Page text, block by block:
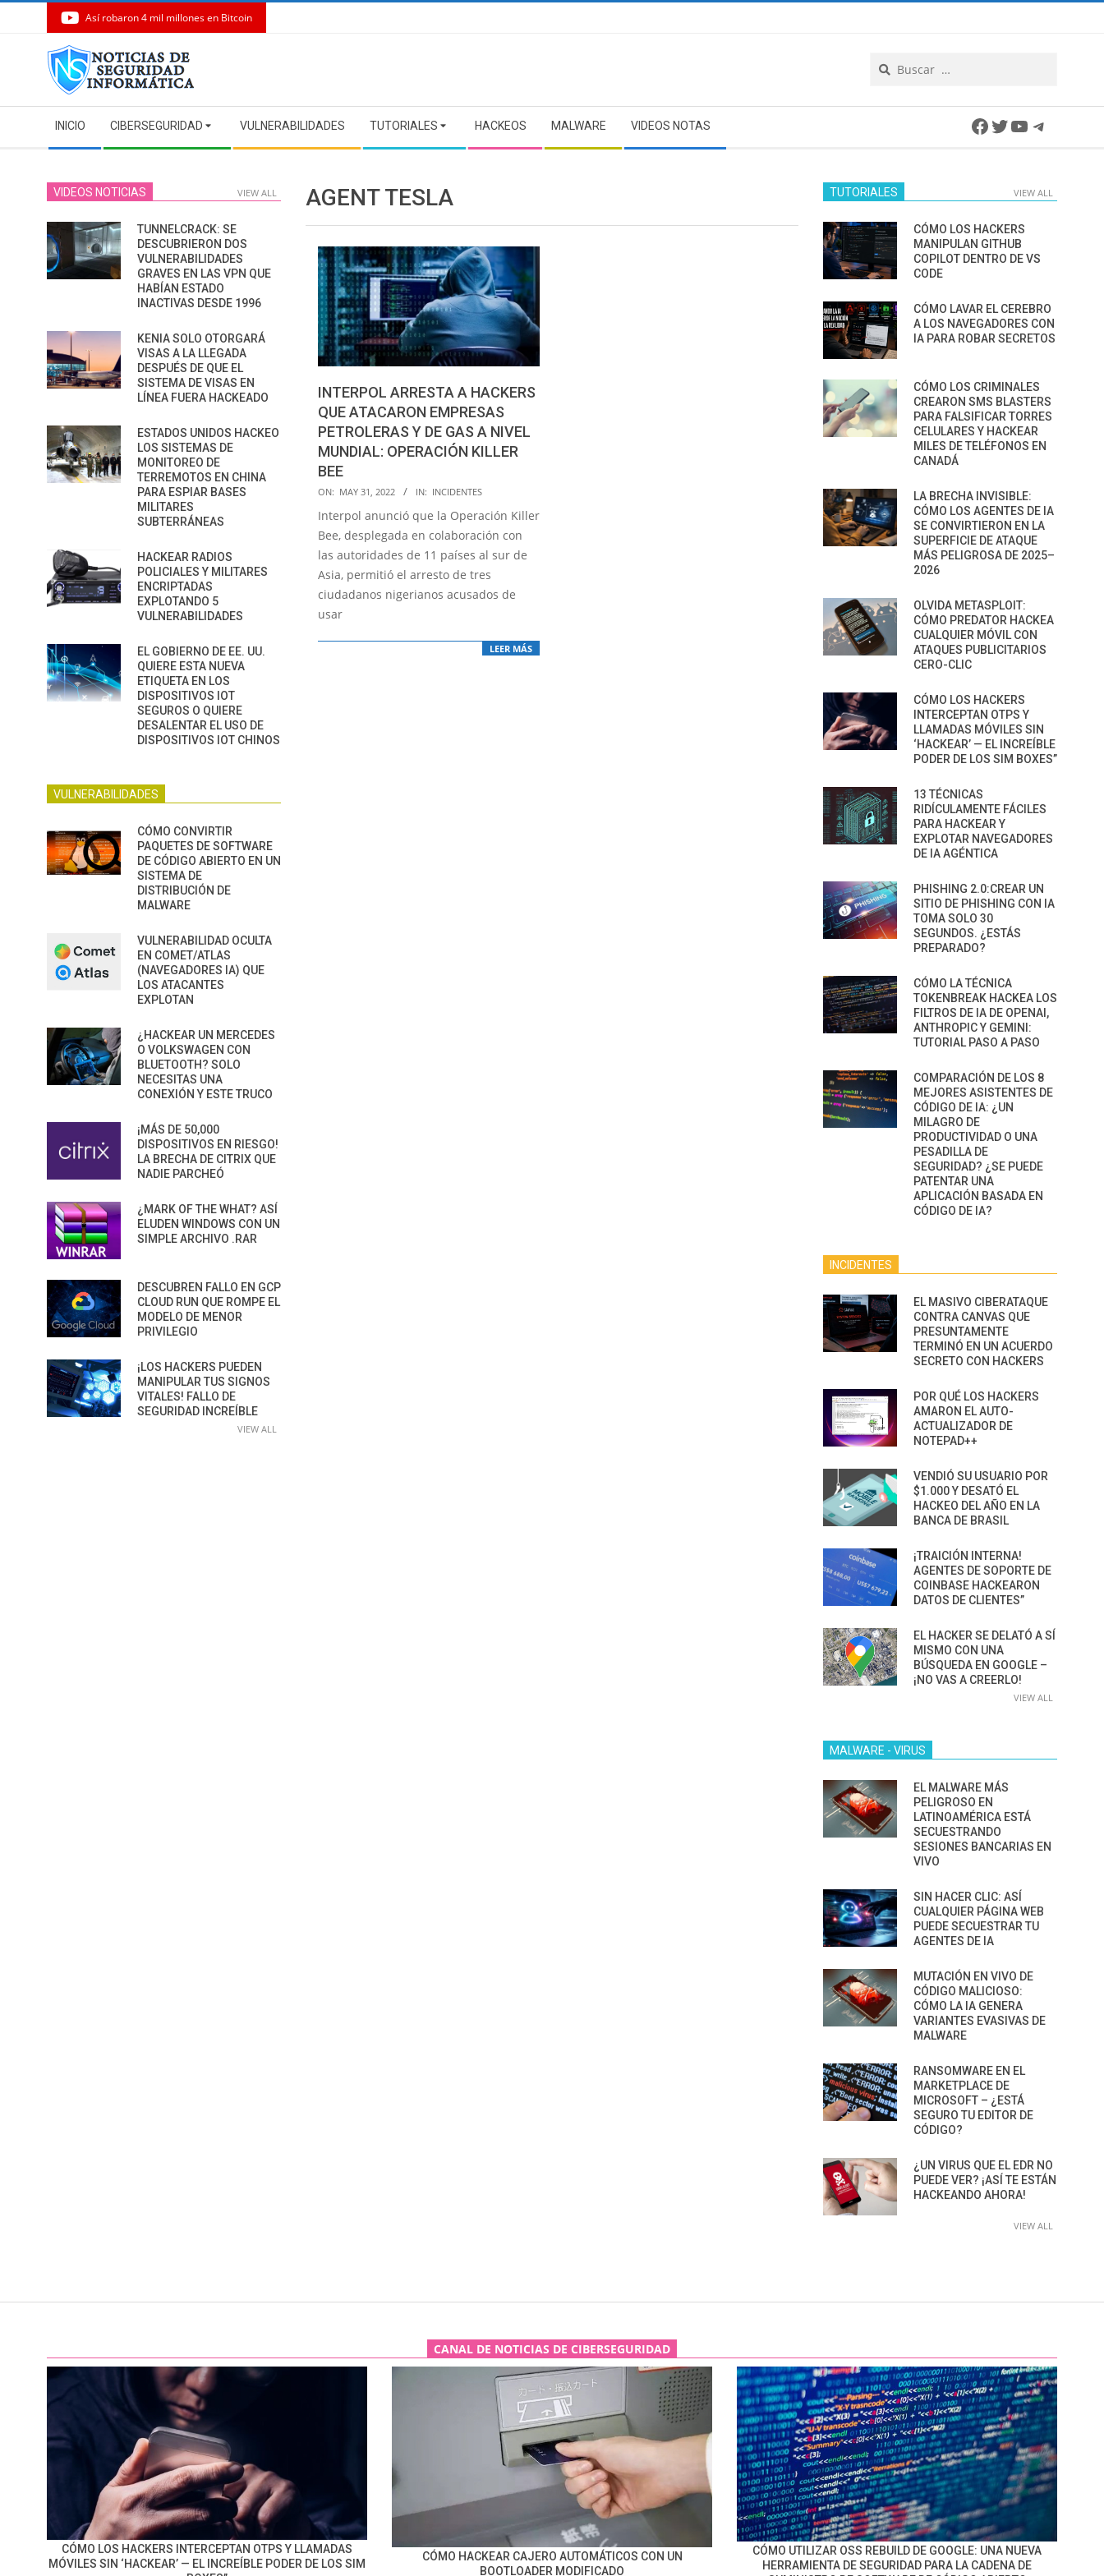
Así robaron 4 mil millones en Bitcoin
Navigation
Menu
INICIO CIBERSEGURIDAD VULNERABILIDADES TUTORIALES HACKEOS MALWARE VIDEOS NOTAS Facebook
Twitter
YouTube
AGENT TESLA
INTERPOL ARRESTA A HACKERS
QUE ATACARON EMPRESAS
PETROLERAS Y DE GAS A NIVEL
MUNDIAL: OPERACIÓN KILLER
BEE
2022-
05-
31
ON: MAY 31, 2022 IN: INCIDENTES
Interpol anunció que la Operación Killer
Bee, desplegada en colaboración con
las autoridades de 11 países al sur de
Asia, permitió el arresto de tres
ciudadanos nigerianos acusados de
usar
LEER MÁS
VIDEOS NOTICIAS VIEW ALL
TUNNELCRACK: SE
DESCUBRIERON DOS
VULNERABILIDADES
GRAVES EN LAS VPN QUE
HABÍAN ESTADO
INACTIVAS DESDE 1996
KENIA SOLO OTORGARÁ
VISAS A LA LLEGADA
DESPUÉS DE QUE EL
SISTEMA DE VISAS EN
LÍNEA FUERA HACKEADO
ESTADOS UNIDOS HACKEO
LOS SISTEMAS DE
MONITOREO DE
TERREMOTOS EN CHINA
PARA ESPIAR BASES
MILITARES
SUBTERRÁNEAS
HACKEAR RADIOS
POLICIALES Y MILITARES
ENCRIPTADAS
EXPLOTANDO 5
VULNERABILIDADES
EL GOBIERNO DE EE. UU.
QUIERE ESTA NUEVA
ETIQUETA EN LOS
DISPOSITIVOS IOT
SEGUROS O QUIERE
DESALENTAR EL USO DE
DISPOSITIVOS IOT CHINOS
VULNERABILIDADES
CÓMO CONVIRTIR
PAQUETES DE SOFTWARE
DE CÓDIGO ABIERTO EN UN
SISTEMA DE
DISTRIBUCIÓN DE
MALWARE
VULNERABILIDAD OCULTA
EN COMET/ATLAS
(NAVEGADORES IA) QUE
LOS ATACANTES
EXPLOTAN
¿HACKEAR UN MERCEDES
O VOLKSWAGEN CON
BLUETOOTH? SOLO
NECESITAS UNA
CONEXIÓN Y ESTE TRUCO
¡MÁS DE 50,000
DISPOSITIVOS EN RIESGO!
LA BRECHA DE CITRIX QUE
NADIE PARCHEÓ
¿MARK OF THE WHAT? ASÍ
ELUDEN WINDOWS CON UN
SIMPLE ARCHIVO .RAR
DESCUBREN FALLO EN GCP
CLOUD RUN QUE ROMPE EL
MODELO DE MENOR
PRIVILEGIO
¡LOS HACKERS PUEDEN
MANIPULAR TUS SIGNOS
VITALES! FALLO DE
SEGURIDAD INCREÍBLE
VIEW ALL
TUTORIALES VIEW ALL
CÓMO LOS HACKERS
MANIPULAN GITHUB
COPILOT DENTRO DE VS
CODE
CÓMO LAVAR EL CEREBRO
A LOS NAVEGADORES CON
IA PARA ROBAR SECRETOS
CÓMO LOS CRIMINALES
CREARON SMS BLASTERS
PARA FALSIFICAR TORRES
CELULARES Y HACKEAR
MILES DE TELÉFONOS EN
CANADÁ
LA BRECHA INVISIBLE:
CÓMO LOS AGENTES DE IA
SE CONVIRTIERON EN LA
SUPERFICIE DE ATAQUE
MÁS PELIGROSA DE 2025–
2026
OLVIDA METASPLOIT:
CÓMO PREDATOR HACKEA
CUALQUIER MÓVIL CON
ATAQUES PUBLICITARIOS
CERO-CLIC
CÓMO LOS HACKERS
INTERCEPTAN OTPS Y
LLAMADAS MÓVILES SIN
‘HACKEAR’ — EL INCREÍBLE
PODER DE LOS SIM BOXES”
13 TÉCNICAS
RIDÍCULAMENTE FÁCILES
PARA HACKEAR Y
EXPLOTAR NAVEGADORES
DE IA AGÉNTICA
PHISHING 2.0:CREAR UN
SITIO DE PHISHING CON IA
TOMA SOLO 30
SEGUNDOS. ¿ESTÁS
PREPARADO?
CÓMO LA TÉCNICA
TOKENBREAK HACKEA LOS
FILTROS DE IA DE OPENAI,
ANTHROPIC Y GEMINI:
TUTORIAL PASO A PASO
COMPARACIÓN DE LOS 8
MEJORES ASISTENTES DE
CÓDIGO DE IA: ¿UN
MILAGRO DE
PRODUCTIVIDAD O UNA
PESADILLA DE
SEGURIDAD? ¿SE PUEDE
PATENTAR UNA
APLICACIÓN BASADA EN
CÓDIGO DE IA?
INCIDENTES
EL MASIVO CIBERATAQUE
CONTRA CANVAS QUE
PRESUNTAMENTE
TERMINÓ EN UN ACUERDO
SECRETO CON HACKERS
POR QUÉ LOS HACKERS
AMARON EL AUTO-
ACTUALIZADOR DE
NOTEPAD++
VENDIÓ SU USUARIO POR
$1.000 Y DESATÓ EL
HACKEO DEL AÑO EN LA
BANCA DE BRASIL
¡TRAICIÓN INTERNA!
AGENTES DE SOPORTE DE
COINBASE HACKEARON
DATOS DE CLIENTES”
EL HACKER SE DELATÓ A SÍ
MISMO CON UNA
BÚSQUEDA EN GOOGLE –
¡NO VAS A CREERLO!
VIEW ALL
MALWARE - VIRUS
EL MALWARE MÁS
PELIGROSO EN
LATINOAMÉRICA ESTÁ
SECUESTRANDO
SESIONES BANCARIAS EN
VIVO
SIN HACER CLIC: ASÍ
CUALQUIER PÁGINA WEB
PUEDE SECUESTRAR TU
AGENTES DE IA
MUTACIÓN EN VIVO DE
CÓDIGO MALICIOSO:
CÓMO LA IA GENERA
VARIANTES EVASIVAS DE
MALWARE
RANSOMWARE EN EL
MARKETPLACE DE
MICROSOFT – ¿ESTÁ
SEGURO TU EDITOR DE
CÓDIGO?
¿UN VIRUS QUE EL EDR NO
PUEDE VER? ¡ASÍ TE ESTÁN
HACKEANDO AHORA!
VIEW ALL
CANAL DE NOTICIAS DE CIBERSEGURIDAD
CÓMO LOS HACKERS INTERCEPTAN OTPS Y LLAMADAS
MÓVILES SIN ‘HACKEAR’ — EL INCREÍBLE PODER DE LOS SIM
CÓMO HACKEAR CAJERO AUTOMÁTICOS CON UN
BOOTLOADER MODIFICADO
CÓMO UTILIZAR OSS REBUILD DE GOOGLE: UNA NUEVA
HERRAMIENTA DE SEGURIDAD PARA LA CADENA DE